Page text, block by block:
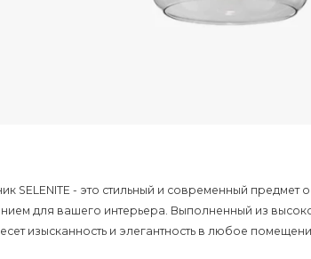
SELENITE - это стильный и современный предмет
для вашего интерьера. Выполненный из
изысканность и элегантность в любое